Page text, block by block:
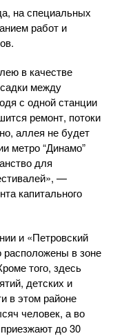
на специальных
работ и
в качестве
между
с одной станции
ремонт, потоки
аллея не будет
метро “Динамо”
для
—
капитального
и «Петровский
в зоне
того, здесь
детских и
в этом районе
человек, а во
до 30